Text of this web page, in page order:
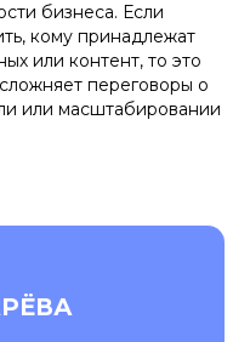
бизнеса. Если
кому принадлежат
или контент, то это
переговоры о
или масштабировании
вы